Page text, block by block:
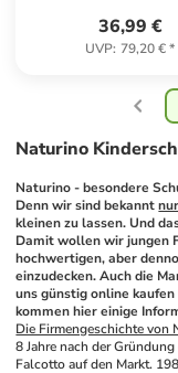
36,99 €
UVP: 79,20 €*
Naturino
Naturino - besondere
Denn wir sind bekannt
kleinen zu lassen. Und
Damit wollen wir jungen
hochwertigen, aber
einzudecken. Auch die
uns günstig online
kommen hier einige
Die Firmengeschichte von
8 Jahre nach der
Falcotto auf den Markt.